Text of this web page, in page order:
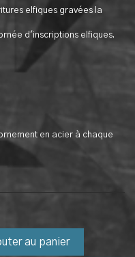
elfiques gravées la
d'inscriptions elfiques.
en acier à chaque
au panier